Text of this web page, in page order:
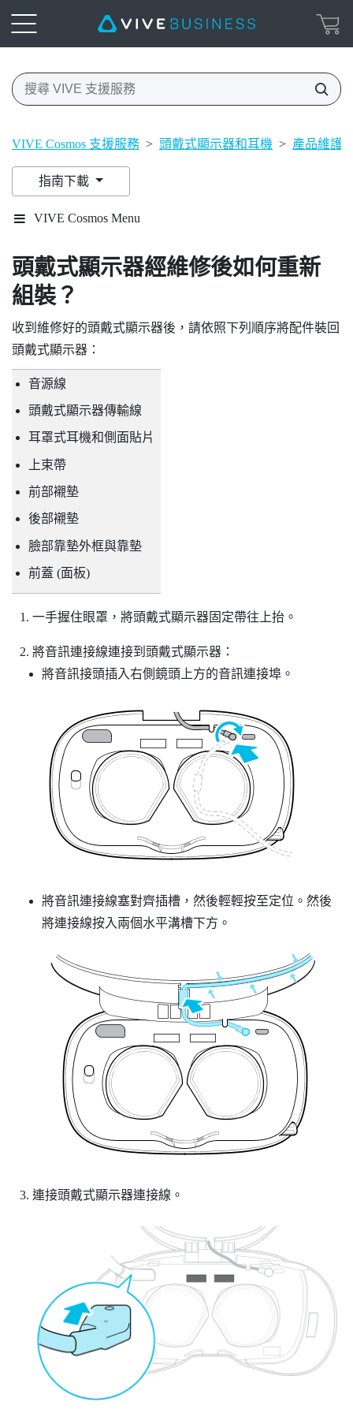
VIVE Cosmos 支援服務 > 頭戴式顯示器和耳機 > 產品維護
指南下載
VIVE Cosmos Menu
頭戴式顯示器經維修後如何重新
組裝？
收到維修好的頭戴式顯示器後，請依照下列順序將配件裝回
頭戴式顯示器：
音源線
頭戴式顯示器傳輸線
耳罩式耳機和側面貼片
上束帶
前部襯墊
後部襯墊
臉部靠墊外框與靠墊
前蓋 (面板)
一手握住眼罩，將頭戴式顯示器固定帶往上抬。
將音訊連接線連接到頭戴式顯示器：
將音訊接頭插入右側鏡頭上方的音訊連接埠。
將音訊連接線塞對齊插槽，然後輕輕按至定位。然後
將連接線按入兩個水平溝槽下方。
連接頭戴式顯示器連接線。